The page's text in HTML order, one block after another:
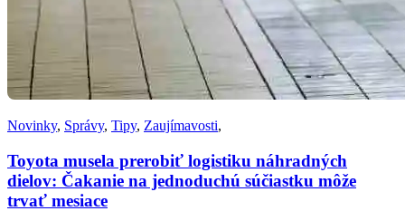
Novinky, Správy, Tipy, Zaujímavosti,
Toyota musela prerobiť logistiku náhradných
dielov: Čakanie na jednoduchú súčiastku môže
trvať mesiace